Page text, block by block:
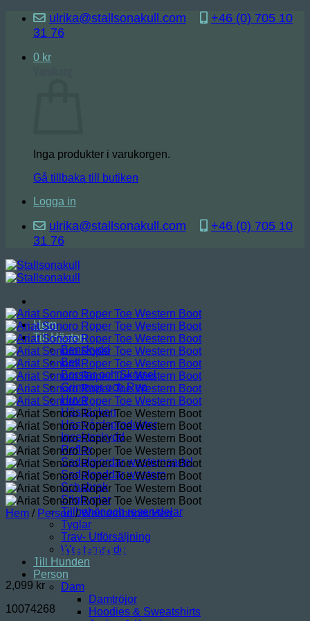
Skip
content
ulrika@stallsonakull.com
+46 (0) 705 10
31 76
0 kr
Inga produkter i varukorgen.
Gå tillbaka till butiken
Logga in
ulrika@stallsonakull.com
+46 (0) 705 10
31 76
Hem
Till Hästen
Benskydd
Bett
Borstar och Skötsel
Grimmor och Rep
Huva
Hästtäcken
Hästvårdsprodukter
Insektsskydd
Reflex
Sadelgjordar westernsadel
Sadelpaddar western
Schabrak
Stigbyglar
Tillbehör och reservdelar
Tyglar
Trav- Utförsäljning
Westernsadel
Till Hunden
Person
Dam
Damtröjor
Hoodies & Sweatshirts
Hem / Person / Westernboots Herr
Ariat Sonoro Roper Toe
2,099 kr
10074268